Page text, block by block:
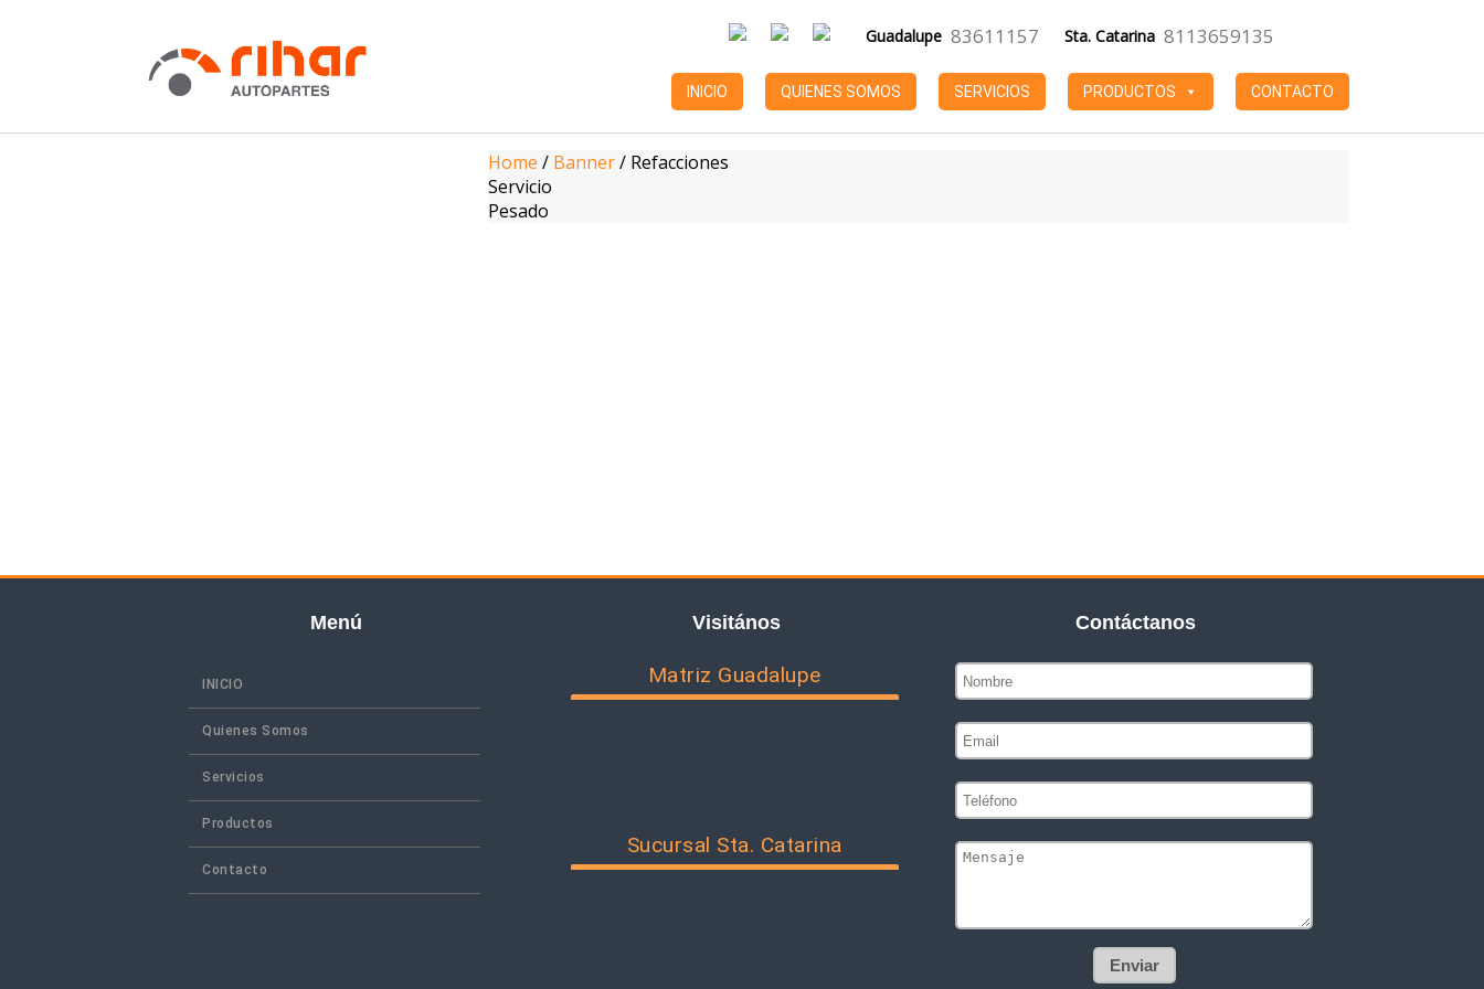
Guadalupe 83611157 Sta. Catarina 8113659135
INICIO QUIENES SOMOS SERVICIOS PRODUCTOS CONTACTO
Home / Banner/ Refacciones
Servicio
Pesado
Menú
INICIO
Quienes Somos
Servicios
Productos
Contacto
Visitános
Matriz Guadalupe
Sucursal Sta. Catarina
Contáctanos